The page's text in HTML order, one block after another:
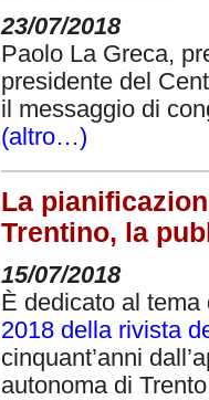
23/07/2018
Paolo La Greca,
presidente del
il messaggio di
(altro…)
La
Trentino, la
15/07/2018
È dedicato al
2018 della rivista
cinquant’anni
autonoma di